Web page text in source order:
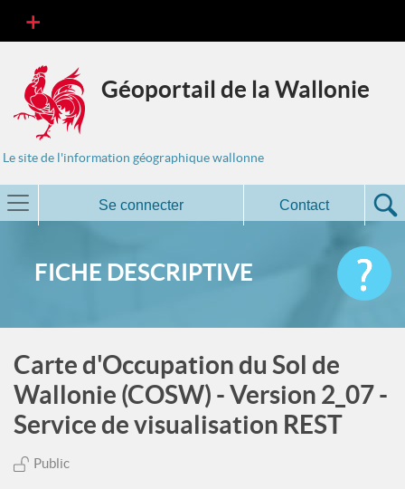
Géoportail de la Wallonie
Le site de l'information géographique wallonne
Se connecter Contact
FICHE DESCRIPTIVE
Carte d'Occupation du Sol de
Wallonie (COSW) - Version 2_07 -
Service de visualisation REST
Public